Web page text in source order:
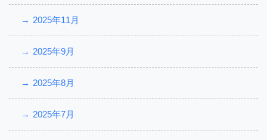
2025年11月
2025年9月
2025年8月
2025年7月